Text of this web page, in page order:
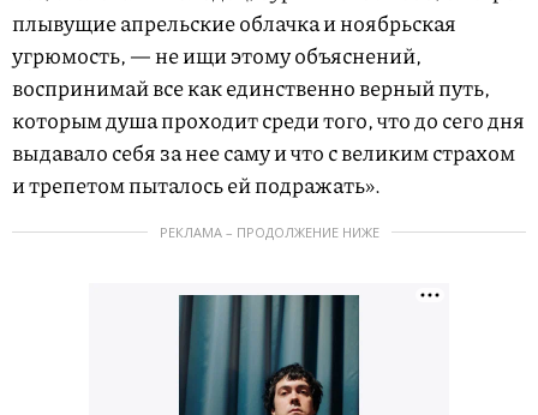
плывущие апрельские облачка и ноябрьская
угрюмость, — не ищи этому объяснений,
воспринимай все как единственно верный путь,
которым душа проходит среди того, что до сего дня
выдавало себя за нее саму и что с великим страхом
и трепетом пыталось ей подражать».
РЕКЛАМА – ПРОДОЛЖЕНИЕ НИЖЕ